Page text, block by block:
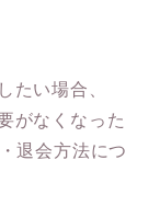
たい場合、
がなくなった
退会方法につ